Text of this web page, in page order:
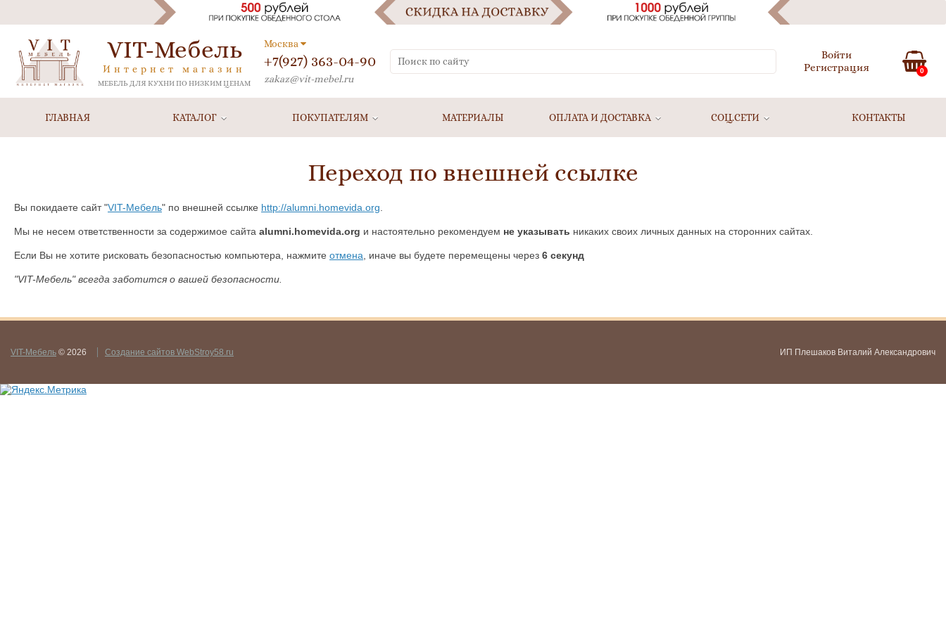
VIT-Мебель
Интернет магазин
МЕБЕЛЬ ДЛЯ КУХНИ ПО НИЗКИМ ЦЕНАМ
Москва
+7(927) 363-04-90
zakaz@vit-mebel.ru
Войти
Регистрация
0
ГЛАВНАЯ КАТАЛОГ ПОКУПАТЕЛЯМ МАТЕРИАЛЫ ОПЛАТА И ДОСТАВКА СОЦ.СЕТИ КОНТАКТЫ
Переход по внешней ссылке
Вы покидаете сайт "VIT-Мебель" по внешней ссылке http://alumni.homevida.org
Мы не несем ответственности за содержимое сайта alumni.homevida.org и настоятельно рекомендуем не указывать никаких своих личных данных на сторонних сайтах.
Если Вы не хотите рисковать безопасностью компьютера, нажмите отмена , иначе вы будете перемещены через 5 секунд
"VIT-Мебель" всегда заботится о вашей безопасности.
VIT-Мебель © 2026 Создание сайтов WebStroy58.ru ИП Плешаков Виталий Александрович